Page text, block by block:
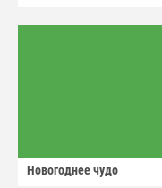
Новогоднее чудо